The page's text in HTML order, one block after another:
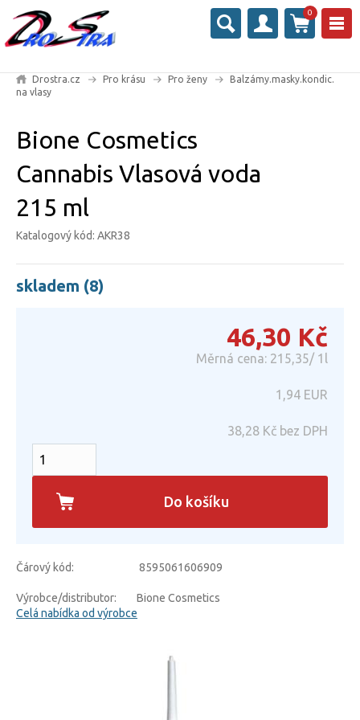
0
Drostra.cz Pro krásu Pro ženy
Balzámy.masky.kondic.
na vlasy
Bione Cosmetics
Cannabis Vlasová voda
215 ml
Katalogový kód: AKR38
skladem (8)
46,30 Kč
Měrná cena: 215,35/ 1l
1,94 EUR
38,28 Kč bez DPH
Do košíku
Čárový kód: 8595061606909
Výrobce/distributor:
Bione Cosmetics
Celá nabídka od výrobce